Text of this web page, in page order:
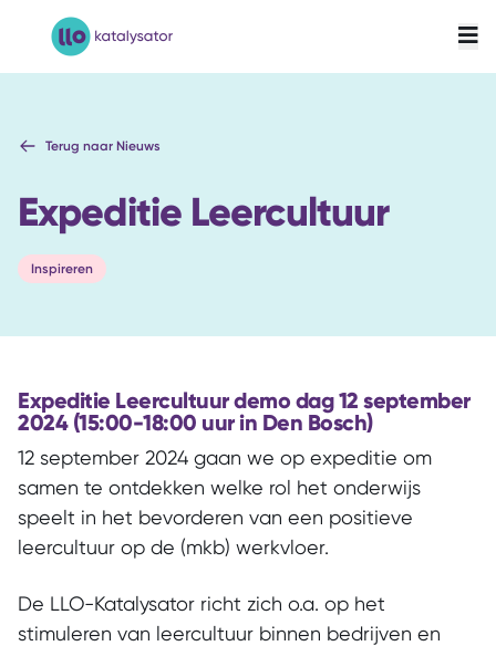
LLO-Katalysator
Terug naar Nieuws
Expeditie Leercultuur
Inspireren
Expeditie Leercultuur demo dag 12 september
2024 (15:00-18:00 uur in Den Bosch)
12 september 2024 gaan we op expeditie om
samen te ontdekken welke rol het onderwijs
speelt in het bevorderen van een positieve
leercultuur op de (mkb) werkvloer.
De LLO-Katalysator richt zich o.a. op het
stimuleren van leercultuur binnen bedrijven en